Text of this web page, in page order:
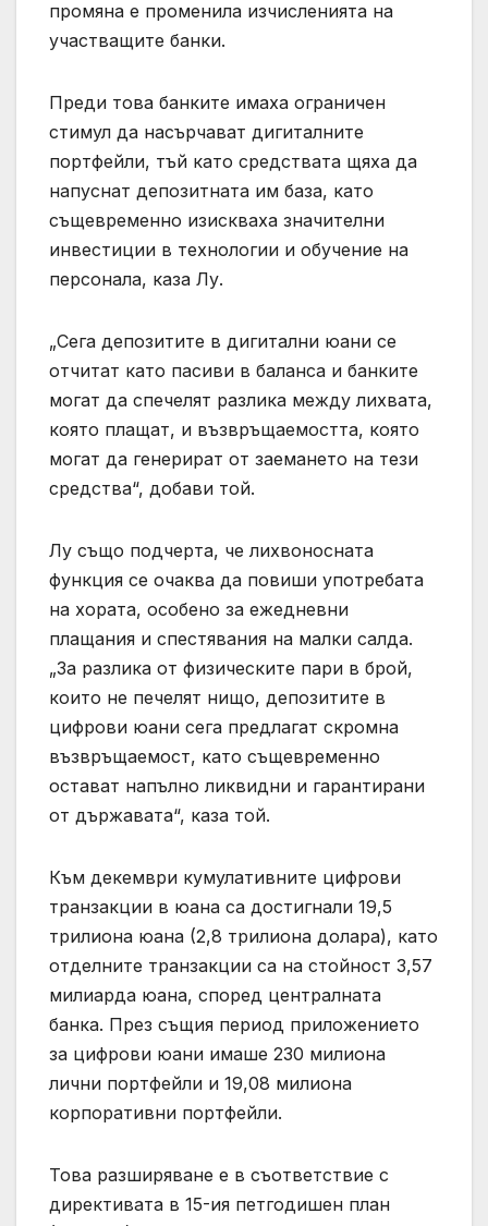
промяна е променила изчисленията на
участващите банки.
Преди това банките имаха ограничен
стимул да насърчават дигиталните
портфейли, тъй като средствата щяха да
напуснат депозитната им база, като
същевременно изискваха значителни
инвестиции в технологии и обучение на
персонала, каза Лу.
„Сега депозитите в дигитални юани се
отчитат като пасиви в баланса и банките
могат да спечелят разлика между лихвата,
която плащат, и възвръщаемостта, която
могат да генерират от заемането на тези
средства“, добави той.
Лу също подчерта, че лихвоносната
функция се очаква да повиши употребата
на хората, особено за ежедневни
плащания и спестявания на малки салда.
„За разлика от физическите пари в брой,
които не печелят нищо, депозитите в
цифрови юани сега предлагат скромна
възвръщаемост, като същевременно
остават напълно ликвидни и гарантирани
от държавата“, каза той.
Към декември кумулативните цифрови
транзакции в юана са достигнали 19,5
трилиона юана (2,8 трилиона долара), като
отделните транзакции са на стойност 3,57
милиарда юана, според централната
банка. През същия период приложението
за цифрови юани имаше 230 милиона
лични портфейли и 19,08 милиона
корпоративни портфейли.
Това разширяване е в съответствие с
директивата в 15-ия петгодишен план